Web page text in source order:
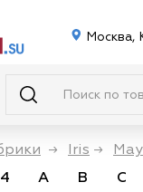
Москва,
→ Iris → May
4 A B C